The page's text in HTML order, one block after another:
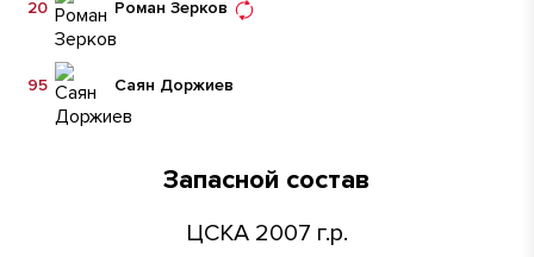
Роман Зерков
20
Саян Доржиев
95
Запасной состав
ЦСКА 2007 г.р.